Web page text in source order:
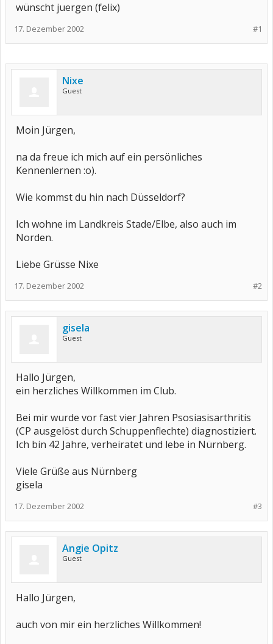
wünscht juergen (felix)
#1
17. Dezember 2002
Nixe
Guest
Moin Jürgen,
na da freue ich mich auf ein persönliches
Kennenlernen :o).
Wie kommst du hin nach Düsseldorf?
Ich wohne im Landkreis Stade/Elbe, also auch im
Norden.
Liebe Grüsse Nixe
#2
17. Dezember 2002
gisela
Guest
Hallo Jürgen,
ein herzliches Willkommen im Club.
Bei mir wurde vor fast vier Jahren Psosiasisarthritis
(CP ausgelöst durch Schuppenflechte) diagnostiziert.
Ich bin 42 Jahre, verheiratet und lebe in Nürnberg.
Viele Grüße aus Nürnberg
gisela
#3
17. Dezember 2002
Angie Opitz
Guest
Hallo Jürgen,
auch von mir ein herzliches Willkommen!